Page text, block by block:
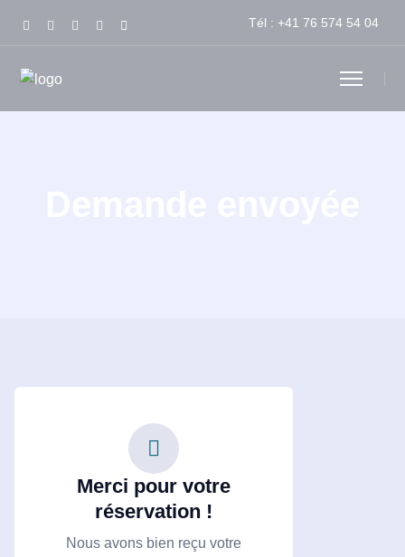
Tél : +41 76 574 54 04
Merci pour votre
réservation !
Nous avons bien reçu votre